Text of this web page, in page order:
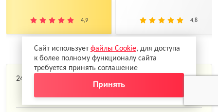
4,9 4,8
24.02.2026
Оксана
Сайт использует файлы Cookie, для доступа
к более полному функционалу сайта
требуется принять соглашение
Принять